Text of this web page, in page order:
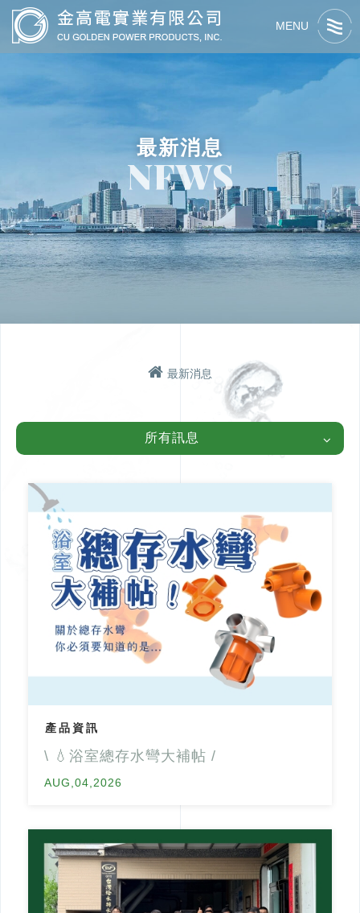
MENU
關於我們 最新消息
TWSDS台灣給水排水研究
學會 & 金高電實業
產品介紹
金高電CUD多通道總存水
彎
瑞典 DURGO 排水用吸氣
日本小島製作所 T-CORE排
水特殊接頭
丹麥BLÜCHER專業排水設
備
日本KFK自動祛水閥
設計施工問題
排水通氣問題
工程實績
北部【金高電實業】
南部【洸郁實業】
2021 © CU GOLDEN POWER PRODUCTS. INC.
網頁設計‧iBest
最新消息
NEWS
最新消息
所有訊息
產品資訊
\ 💧浴室總存水彎大補帖 /
AUG,04,2026